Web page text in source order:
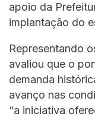
apoio da
implantação do
Representando
avaliou que o
demanda
avanço nas
“a iniciativa